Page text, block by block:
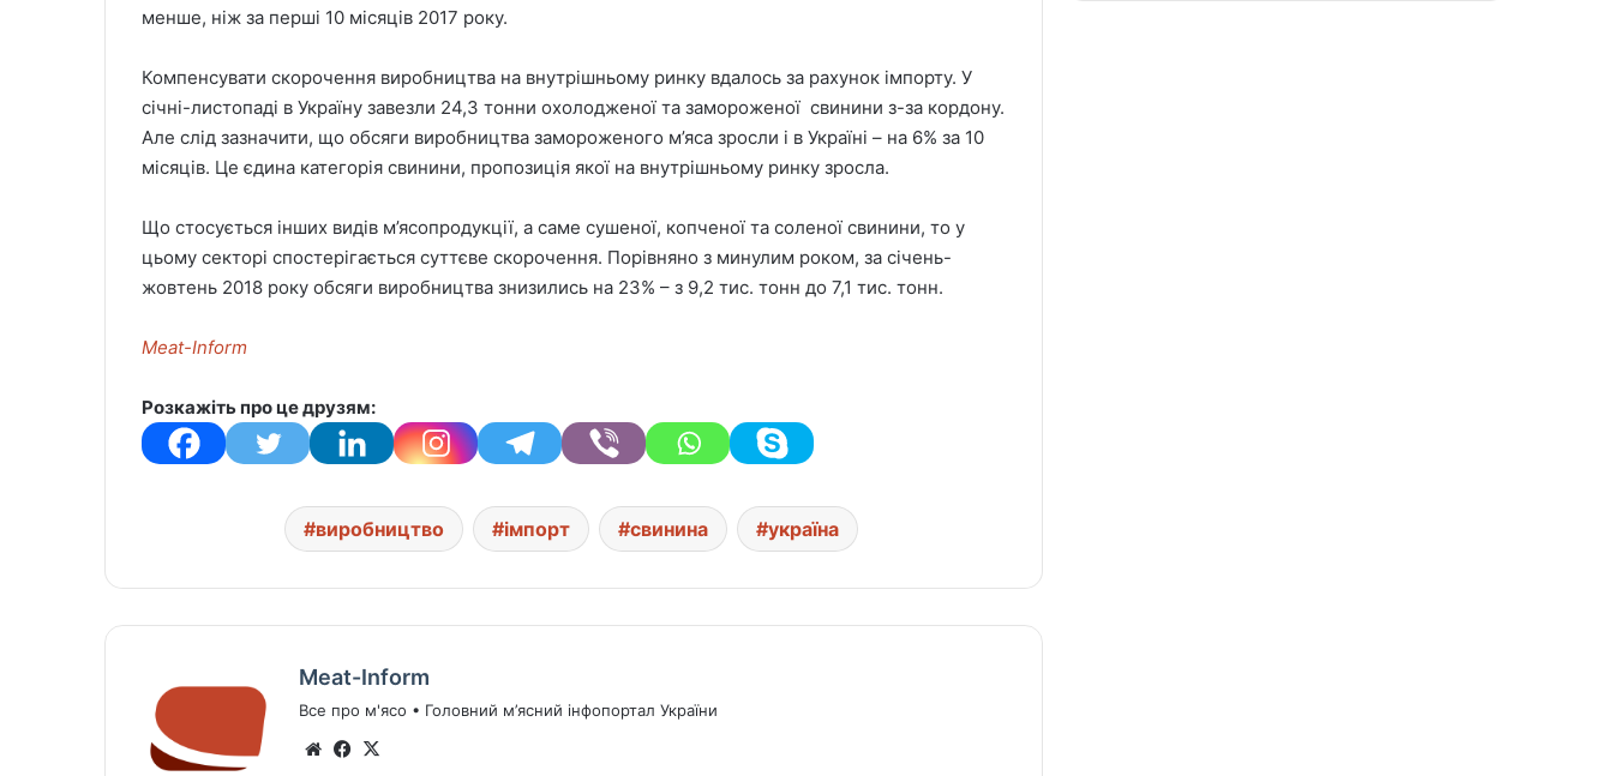
менше, ніж за перші 10 місяців 2017 року.
Компенсувати скорочення виробництва на внутрішньому ринку вдалось за рахунок імпорту. У
січні-листопаді в Україну завезли 24,3 тонни охолодженої та замороженої свинини з-за кордону.
Але слід зазначити, що обсяги виробництва замороженого м’яса зросли і в Україні – на 6% за 10
місяців. Це єдина категорія свинини, пропозиція якої на внутрішньому ринку зросла.
Що стосується інших видів м’ясопродукції, а саме сушеної, копченої та соленої свинини, то у
цьому секторі спостерігається суттєве скорочення. Порівняно з минулим роком, за січень-
жовтень 2018 року обсяги виробництва знизились на 23% – з 9,2 тис. тонн до 7,1 тис. тонн.
Meat-Inform
Розкажіть про це друзям:
виробництво імпорт свинина україна
Meat-Inform
Все про м'ясо • Головний м’ясний інфопортал України
We Fa